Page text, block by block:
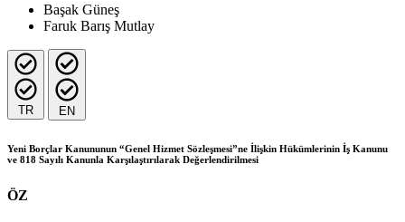
Başak Güneş
Faruk Barış Mutlay
TR EN
Yeni Borçlar Kanununun “Genel Hizmet Sözleşmesi”ne İlişkin Hükümlerinin İş Kanunu
ve 818 Sayılı Kanunla Karşılaştırılarak Değerlendirilmesi
ÖZ